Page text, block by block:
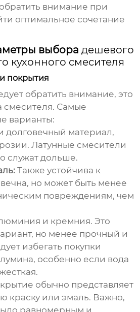
внимание при
оптимальное сочетание
выборадешевого
кухонного смесителя
покрытия
обратить внимание, это
смесителя. Самые
варианты:
долговечный материал,
Латунные смесители
служат дольше.
Также устойчива к
но может быть менее
повреждениям, чем
и кремния. Это
но менее прочный и
избегать покупки
особенно если вода
обычно представляет
краску или эмаль. Важно,